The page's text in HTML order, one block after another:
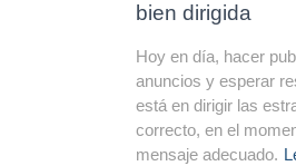
bien dirigida
Hoy en día, hacer
anuncios y esperar
está en dirigir las
correcto, en el
mensaje adecuado.